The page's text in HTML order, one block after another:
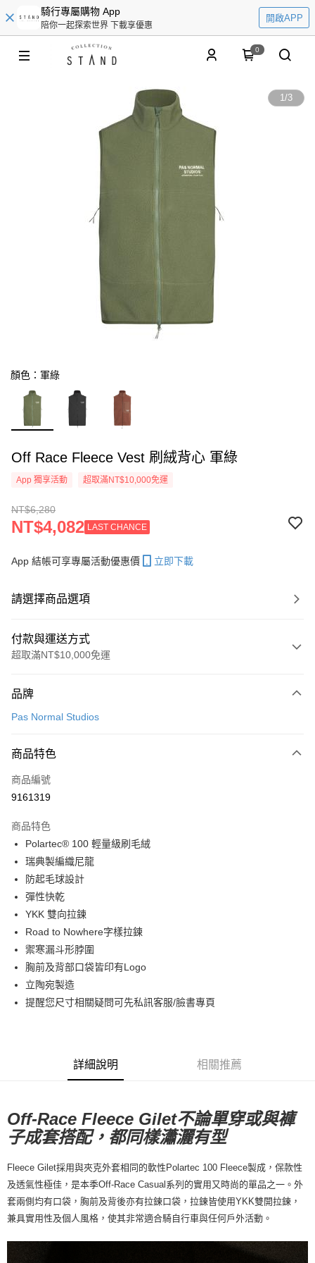
騎行專屬購物 App
陪你一起探索世界 下載享優惠
開啟APP
0
1/3
顏色：軍綠
Off Race Fleece Vest 刷絨背心 軍綠
App 獨享活動 超取滿NT$10,000免運
NT$6,280
NT$4,082 LAST CHANCE
App 結帳可享專屬活動優惠價 立即下載
請選擇商品選項
付款與運送方式
超取滿NT$10,000免運
信用卡一次付款
LINE Pay
Apple Pay
運送方式
全家店到店
每筆NT$80，滿NT$10,000(含以上)免運費
付款後全家取貨
每筆NT$80，滿NT$10,000(含以上)免運費
7-11店到店
每筆NT$80，滿NT$10,000(含以上)免運費
付款後7-11取貨
每筆NT$130，滿NT$10,000(含以上)免運費
品牌
Pas Normal Studios
商品特色
商品編號
9161319
商品特色
Polartec® 100 輕量級刷毛絨
瑞典製編織尼龍
防起毛球設計
彈性快乾
YKK 雙向拉鍊
Road to Nowhere字樣拉鍊
禦寒漏斗形脖圍
胸前及背部口袋皆印有Logo
立陶宛製造
提醒您尺寸相關疑問可先私訊客服/臉書專頁
詳細說明 相關推薦
Off-Race Fleece Gilet不論單穿或與褲
子成套搭配，都同樣瀟灑有型
Fleece Gilet採用與夾克外套相同的軟性Polartec 100 Fleece製成，保款性
及透氣性極佳，是本季Off-Race Casual系列的實用又時尚的單品之一。外
套兩側均有口袋，胸前及背後亦有拉鍊口袋，拉鍊皆使用YKK雙開拉鍊，
兼具實用性及個人風格，使其非常適合騎自行車與任何戶外活動。